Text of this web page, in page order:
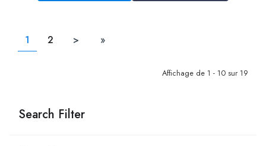
Search Filter
1 2 > »
Affichage de 1 - 10 sur 19